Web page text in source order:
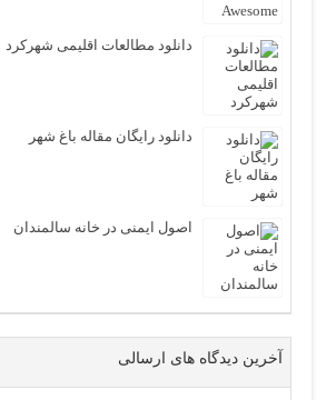
دانلود مطالعات اقلیمی شهرکرد
دانلود رایگان مقاله باغ شهر
اصول ایمنی در خانه سالمندان
آخرین دیدگاه های ارسالی